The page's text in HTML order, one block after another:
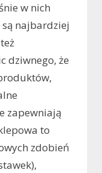
w nich
najbardziej
dziwnego, że
zapewniają
to
zdobień